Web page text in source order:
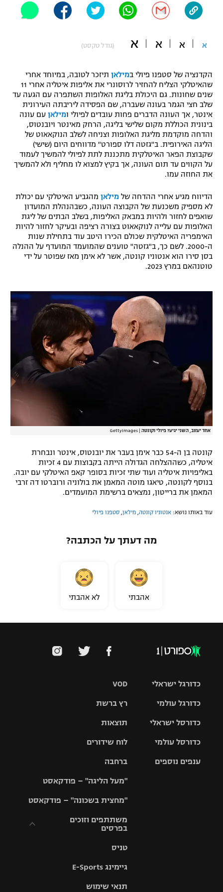
"מחצית בשכונה" – פודקאסט
משתתפים וזוכים בפרסים
תקנון משתתפים וזוכים בפרסים
תקנון עבור פעילות אלקטרה
תקנון עבור פעילות ספורט 1 – "מרלן"
טניס
גיימינג E-Sports
תנאי שימוש
תקנון פעילות ספורט 1
רשיון להקרנה פומבית לבית עסק
הצטרפות לחבילת הערוצים
תגיות
אופניים
ספורט מוטורי
פוטבול אמריקאי NFL
בייסבול MLB
ספורט אתגרי ואקסטרים
אומנויות לחימה
א א א א (גודל טקסט)
הקדנציה של סטפנו פיולי במילאן תיזכר לטובה, במיוחד אחרי
שהאיטלקי הצליח להחזיר לרוסונרי את אליפות איטליה אחרי 11
שנים שחונות. גם היכולת בליגת האלופות השתפרה עם הגעה עד
שלב חצי הגמר בעונה שעברה, שם הפסידה ליריבתה העירונית
אינטר, אך העונה הדברים פחות עובדים לפיולי ומילאן עם עונה
בינונית הכוללת מקום שלישי בליגה, הרחק מאינטר ויובנטוס,
והדחה מוקדמת מליגת האלופות וצניחה לשלב הנוקאאוט של
הליגה האירופית. ב"גזטה דלו ספורט" מדווחים היום (שישי)
שקבוצת הפאר האיטלקית מתכננת לתת לפיולי להמשיך לעמוד
על הקווים עד תום העונה, אך בקיץ למצוא לו מחליף ולא להמשיך
את החוזה עמו.
הדיווח מגיע אחרי ההדחה של מילאן מהגביע האיטלקי עם יכולת
לא מספיק משכנעת של הקבוצה העונה, כשבהנהלת המועדון
שואפים לחזור ולהיות במבאק האליפות, בשלב הבתים של ליגת
האלופות עם עלייה לנוקאאוט בצורה רציפה ובעיקר לחזור להיות
האימפריה האיטלקית שכולם הכירו היטב עוד בתחילת שנות
ה-2000. לשם כך, ב"גזטה" טוענים שהמועמד המועדף על ההנלה
בסן סירו הוא אנטוניו קונטה, אשר לא אימן מאז שפוטר על ידי
טוטנהאם במרץ 2023.
אחד יעזוב, השני יגיע? פיולי וקונטה GettyImages
קונטה בן ה-54 כבר אימן בעבר את יובנטוס, אינטר ונבחרת
איטליה, כשההצלחה הגדולה הייתה בקבוצות עם 4 זכיות
באליפויות איטליה ועוד שתי זכיות בסופר קאפ האיטלקי עם יובה.
בנוסף לקונטה, טיאגו מוטה המאמן את בולוניה ורוברטו דה זרבי
המאמן את ברייטון, נמצאים ברשימת המועמדים.
עוד באותו נושא: אנטוניו קונטה מילאן סטפנו פיולי
מה דעתך על הכתבה?
אהבתי לא אהבתי
VOD
רץ ברשת
תוצאות
לוח שידורים
ברחבה
"מעל הליגה" – פודקאסט
"מחצית בשכונה" – פודקאסט
משתתפים וזוכים
בפרסים
וזוכים בפרסים
תקנון עבור פעילות
טניס
גיימינג E-Sports
תנאי שימוש
כדורגל ישראלי
גביע הטוטו
כדורגל עולמי
האלופות
ליגה
כדורסל ישראלי
סל
כדורסל עולמי
ענפים נוספים